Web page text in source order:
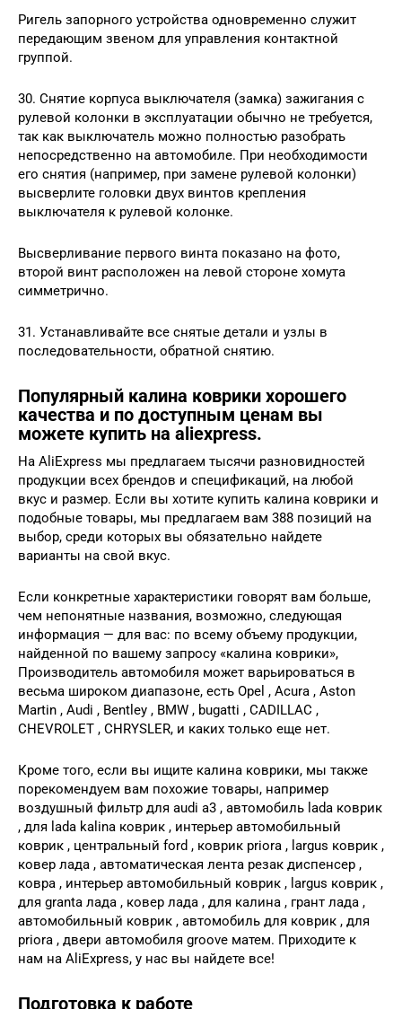
Ригель запорного устройства одновременно служит
передающим звеном для управления контактной
группой.
30. Снятие корпуса выключателя (замка) зажигания с
рулевой колонки в эксплуатации обычно не требуется,
так как выключатель можно полностью разобрать
непосредственно на автомобиле. При необходимости
его снятия (например, при замене рулевой колонки)
высверлите головки двух винтов крепления
выключателя к рулевой колонке.
Высверливание первого винта показано на фото,
второй винт расположен на левой стороне хомута
симметрично.
31. Устанавливайте все снятые детали и узлы в
последовательности, обратной снятию.
Популярный калина коврики хорошего
качества и по доступным ценам вы
можете купить на aliexpress.
На AliExpress мы предлагаем тысячи разновидностей
продукции всех брендов и спецификаций, на любой
вкус и размер. Если вы хотите купить калина коврики и
подобные товары, мы предлагаем вам 388 позиций на
выбор, среди которых вы обязательно найдете
варианты на свой вкус.
Если конкретные характеристики говорят вам больше,
чем непонятные названия, возможно, следующая
информация — для вас: по всему объему продукции,
найденной по вашему запросу «калина коврики»,
Производитель автомобиля может варьироваться в
весьма широком диапазоне, есть Opel , Acura , Aston
Martin , Audi , Bentley , BMW , bugatti , CADILLAC ,
CHEVROLET , CHRYSLER, и каких только еще нет.
Кроме того, если вы ищите калина коврики, мы также
порекомендуем вам похожие товары, например
воздушный фильтр для audi a3 , автомобиль lada коврик
, для lada kalina коврик , интерьер автомобильный
коврик , центральный ford , коврик priora , largus коврик ,
ковер лада , автоматическая лента резак диспенсер ,
ковра , интерьер автомобильный коврик , largus коврик ,
для granta лада , ковер лада , для калина , грант лада ,
автомобильный коврик , автомобиль для коврик , для
priora , двери автомобиля groove матем. Приходите к
нам на AliExpress, у нас вы найдете все!
Подготовка к работе